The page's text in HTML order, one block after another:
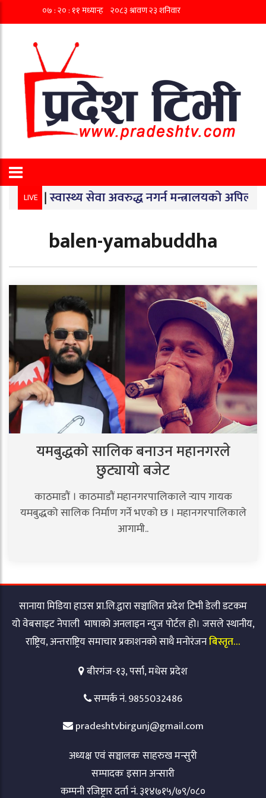
LIVE
माग| स्वास्थ्य सेवा अवरुद्ध नगर्न मन्त्रालयको अपिल|
balen-yamabuddha
यमबुद्धको सालिक बनाउन महानगरले
छुट्यायो बजेट
काठमाडौं । काठमाडौं महानगरपालिकाले र्‍याप गायक
यमबुद्धको सालिक निर्माण गर्ने भएको छ । महानगरपालिकाले
आगामी..
सानाया मिडिया हाउस प्रा.लि.द्वारा सञ्चालित प्रदेश टिभी डेली डटकम
यो वेबसाइट नेपाली भाषाको अनलाइन न्युज पोर्टल हो। जसले स्थानीय,
राष्ट्रिय, अन्तराष्ट्रिय समाचार प्रकाशनको साथै मनोरंजनबिस्तृत…
बीरगंज-१३, पर्सा, मधेस प्रदेश
सम्पर्क नं. 9855032486
pradeshtvbirgunj@gmail.com
अध्यक्ष एवं सञ्चालकः साहरुख मन्सुरी
सम्पादकः इसान अन्सारी
कम्पनी रजिष्ट्रार दर्ता नं. ३१४७१५/७९/०८०